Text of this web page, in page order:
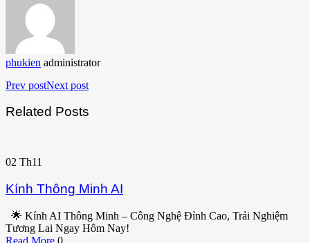
phukien administrator
Prev postNext post
Related Posts
02 Th11
Kính Thông Minh AI
🌟 Kính AI Thông Minh – Công Nghệ Đỉnh Cao, Trải Nghiệm
Tương Lai Ngay Hôm Nay!
Read More 0